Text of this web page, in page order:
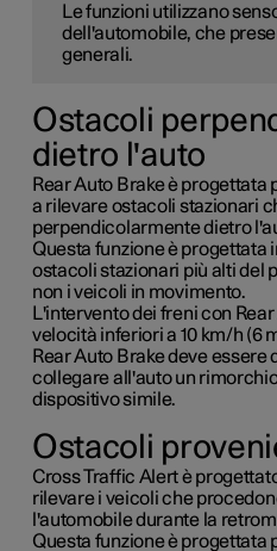
Le funzioni utilizzano
dell'automobile, che
generali.
Ostacoli
dietro l'auto
Rear Auto Brake è
a rilevare ostacoli stazionari
perpendicolarmente dietro
Questa funzione è progettata
ostacoli stazionari più alti del
non i veicoli in movimento.
L'intervento dei freni con
velocità inferiori a 10 km/h (6
Rear Auto Brake deve essere
collegare all'auto un
dispositivo simile.
Ostacoli
Cross Traffic Alert è
rilevare i veicoli che
l'automobile durante la
Questa funzione è progettata